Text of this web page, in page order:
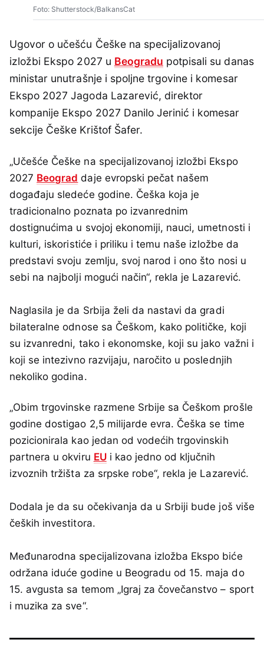
Foto: Shutterstock/BalkansCat
Ugovor o učešću Češke na specijalizovanoj
izložbi Ekspo 2027 u Beogradu potpisali su danas
ministar unutrašnje i spoljne trgovine i komesar
Ekspo 2027 Jagoda Lazarević, direktor
kompanije Ekspo 2027 Danilo Jerinić i komesar
sekcije Češke Krištof Šafer.
„Učešće Češke na specijalizovanoj izložbi Ekspo
2027 Beograd daje evropski pečat našem
događaju sledeće godine. Češka koja je
tradicionalno poznata po izvanrednim
dostignućima u svojoj ekonomiji, nauci, umetnosti i
kulturi, iskoristiće i priliku i temu naše izložbe da
predstavi svoju zemlju, svoj narod i ono što nosi u
sebi na najbolji mogući način“, rekla je Lazarević.
Naglasila je da Srbija želi da nastavi da gradi
bilateralne odnose sa Češkom, kako političke, koji
su izvanredni, tako i ekonomske, koji su jako važni i
koji se intezivno razvijaju, naročito u poslednjih
nekoliko godina.
„Obim trgovinske razmene Srbije sa Češkom prošle
godine dostigao 2,5 milijarde evra. Češka se time
pozicionirala kao jedan od vodećih trgovinskih
partnera u okviru EUi kao jedno od ključnih
izvoznih tržišta za srpske robe“, rekla je Lazarević.
Dodala je da su očekivanja da u Srbiji bude još više
čeških investitora.
Međunarodna specijalizovana izložba Ekspo biće
održana iduće godine u Beogradu od 15. maja do
15. avgusta sa temom „Igraj za čovečanstvo – sport
i muzika za sve“.